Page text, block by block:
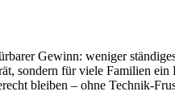
Gewinn: weniger
sondern für viele Familien
bleiben – ohne Technik-